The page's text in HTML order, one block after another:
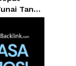
Tanpa